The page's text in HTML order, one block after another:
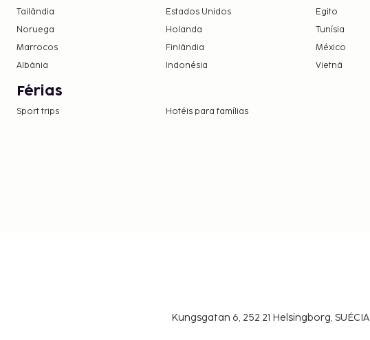
Tailândia
Estados Unidos
Egito
Noruega
Holanda
Tunísia
Marrocos
Finlândia
México
Albânia
Indonésia Vietnã
Férias
Sport trips Hotéis para famílias
Kungsgatan 6, 252 21 Helsingborg, SUÉCIA